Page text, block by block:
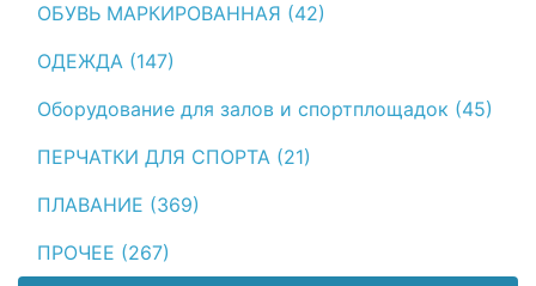
ОБУВЬ МАРКИРОВАННАЯ (42)
ОДЕЖДА (147)
Оборудование для залов и спортплощадок (45)
ПЕРЧАТКИ ДЛЯ СПОРТА (21)
ПЛАВАНИЕ (369)
ПРОЧЕЕ (267)